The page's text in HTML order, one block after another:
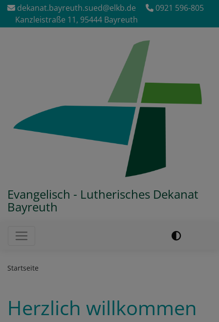
Direkt
zum
Inhalt
dekanat.bayreuth.sued@elkb.de
0921 596-805
Kanzleistraße 11, 95444 Bayreuth
Evangelisch - Lutherisches Dekanat
Bayreuth
Hauptnavigation
Startseite
Herzlich willkommen